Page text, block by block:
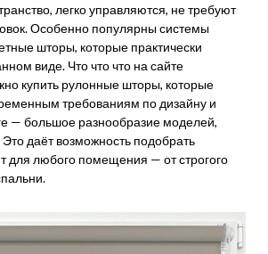
легко управляются, не требуют
Особенно популярны системы
шторы, которые практически
виде. Что что что на сайте
купить рулонные шторы, которые
требованиям по дизайну и
— большое разнообразие моделей,
Это даёт возможность подобрать
для любого помещения — от строгого